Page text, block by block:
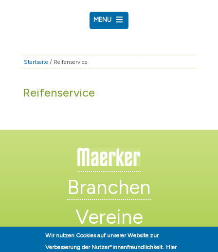
MENU
RATHAUS & POLITIK
FAMILIE & BILDUNG
Startseite / Reifenservice
Reifenservice
Branchen
Vereine
Künstler
Wir nutzen Cookies auf unserer Website zur
Verbesserung der Nutzer*innenfreundlichkeit. Hier